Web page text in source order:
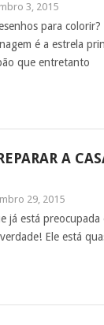
3, 2015
para colorir?
é a estrela
que entretanto
A
29, 2015
já está
Ele está